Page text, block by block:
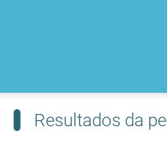
Resultados da